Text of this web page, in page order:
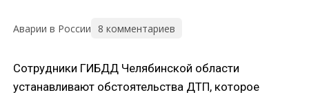
Аварии в России 8 комментариев
Сотрудники ГИБДД Челябинской области
устанавливают обстоятельства ДТП, которое